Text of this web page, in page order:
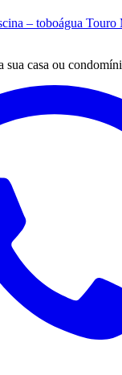
– toboágua Touro
sua casa ou